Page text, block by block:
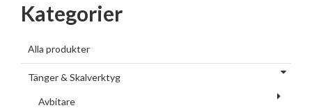
Kategorier
Alla produkter
Tänger & Skalverktyg
Avbitare